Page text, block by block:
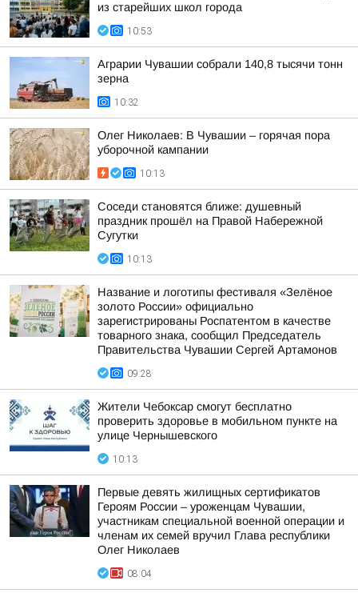
из старейших школ города
10:53
Аграрии Чувашии собрали 140,8 тысячи тонн
зерна
10:32
Олег Николаев: В Чувашии – горячая пора
уборочной кампании
10:13
Соседи становятся ближе: душевный
праздник прошёл на Правой Набережной
Сугутки
10:13
Название и логотипы фестиваля «Зелёное
золото России» официально
зарегистрированы Роспатентом в качестве
товарного знака, сообщил Председатель
Правительства Чувашии Сергей Артамонов
09:28
Жители Чебоксар смогут бесплатно
проверить здоровье в мобильном пункте на
улице Чернышевского
10:13
Первые девять жилищных сертификатов
Героям России – уроженцам Чувашии,
участникам специальной военной операции и
членам их семей вручил Глава республики
Олег Николаев
08:04